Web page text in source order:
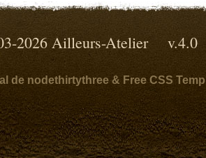
2026 Ailleurs-Atelier
de nodethirtythree & Free CSS